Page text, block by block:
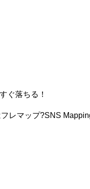
ぐ落ちる！
レマップ?SNS